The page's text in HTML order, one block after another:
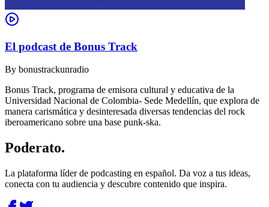
El podcast de Bonus Track
By bonustrackunradio
Bonus Track, programa de emisora cultural y educativa de la
Universidad Nacional de Colombia- Sede Medellín, que explora de
manera carismática y desinteresada diversas tendencias del rock
iberoamericano sobre una base punk-ska.
Poderato.
La plataforma líder de podcasting en español. Da voz a tus ideas,
conecta con tu audiencia y descubre contenido que inspira.